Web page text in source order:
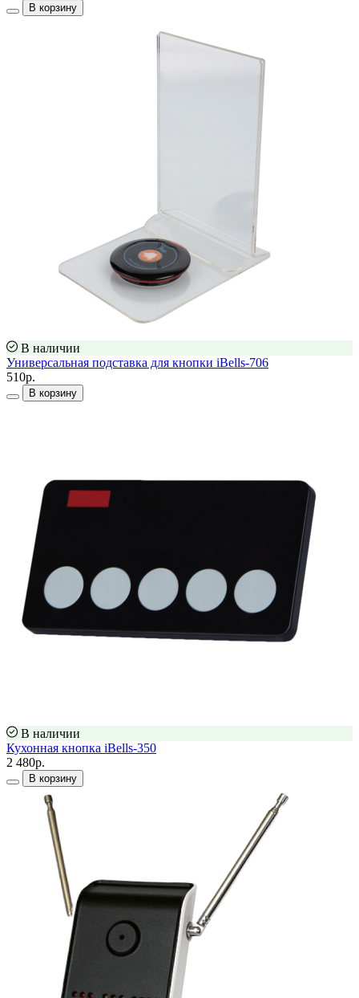
В корзину
В наличии
Универсальная подставка для кнопки iBells-706
510р.
В корзину
В наличии
Кухонная кнопка iBells-350
2 480р.
В корзину